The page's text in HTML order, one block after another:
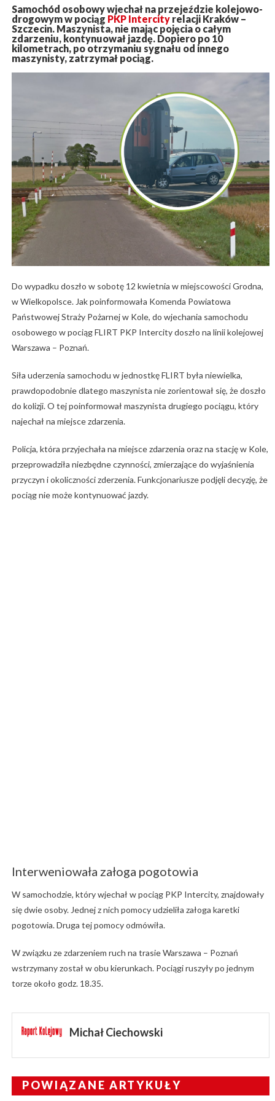
Samochód osobowy wjechał na przejeździe kolejowo-
drogowym w pociąg PKP Intercityrelacji Kraków –
Szczecin. Maszynista, nie mając pojęcia o całym
zdarzeniu, kontynuował jazdę. Dopiero po 10
kilometrach, po otrzymaniu sygnału od innego
maszynisty, zatrzymał pociąg.
Do wypadku doszło w sobotę 12 kwietnia w miejscowości Grodna,
w Wielkopolsce. Jak poinformowała Komenda Powiatowa
Państwowej Straży Pożarnej w Kole, do wjechania samochodu
osobowego w pociąg FLIRT PKP Intercity doszło na linii kolejowej
Warszawa – Poznań.
Siła uderzenia samochodu w jednostkę FLIRT była niewielka,
prawdopodobnie dlatego maszynista nie zorientował się, że doszło
do kolizji. O tej poinformował maszynista drugiego pociągu, który
najechał na miejsce zdarzenia.
Policja, która przyjechała na miejsce zdarzenia oraz na stację w Kole,
przeprowadziła niezbędne czynności, zmierzające do wyjaśnienia
przyczyn i okoliczności zderzenia. Funkcjonariusze podjęli decyzję, że
pociąg nie może kontynuować jazdy.
Interweniowała załoga pogotowia
W samochodzie, który wjechał w pociąg PKP Intercity, znajdowały
się dwie osoby. Jednej z nich pomocy udzieliła załoga karetki
pogotowia. Druga tej pomocy odmówiła.
W związku ze zdarzeniem ruch na trasie Warszawa – Poznań
wstrzymany został w obu kierunkach. Pociągi ruszyły po jednym
torze około godz. 18.35.
Michał Ciechowski
POWIĄZANE ARTYKUŁY